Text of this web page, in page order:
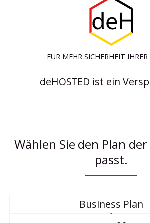
FÜR MEHR SICHERHEIT
deHOSTED ist ein
Wählen Sie den Plan
passt.
Business Plan